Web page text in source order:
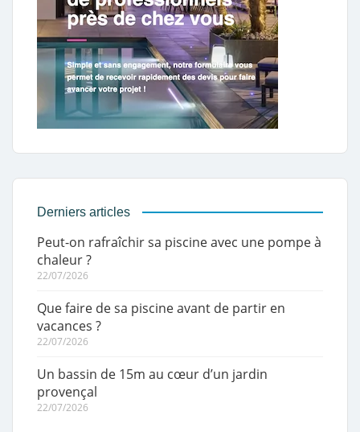
Derniers articles
Peut-on rafraîchir sa piscine avec une pompe à
chaleur ?
22/07/2026
Que faire de sa piscine avant de partir en
vacances ?
22/07/2026
Un bassin de 15m au cœur d’un jardin
provençal
22/07/2026